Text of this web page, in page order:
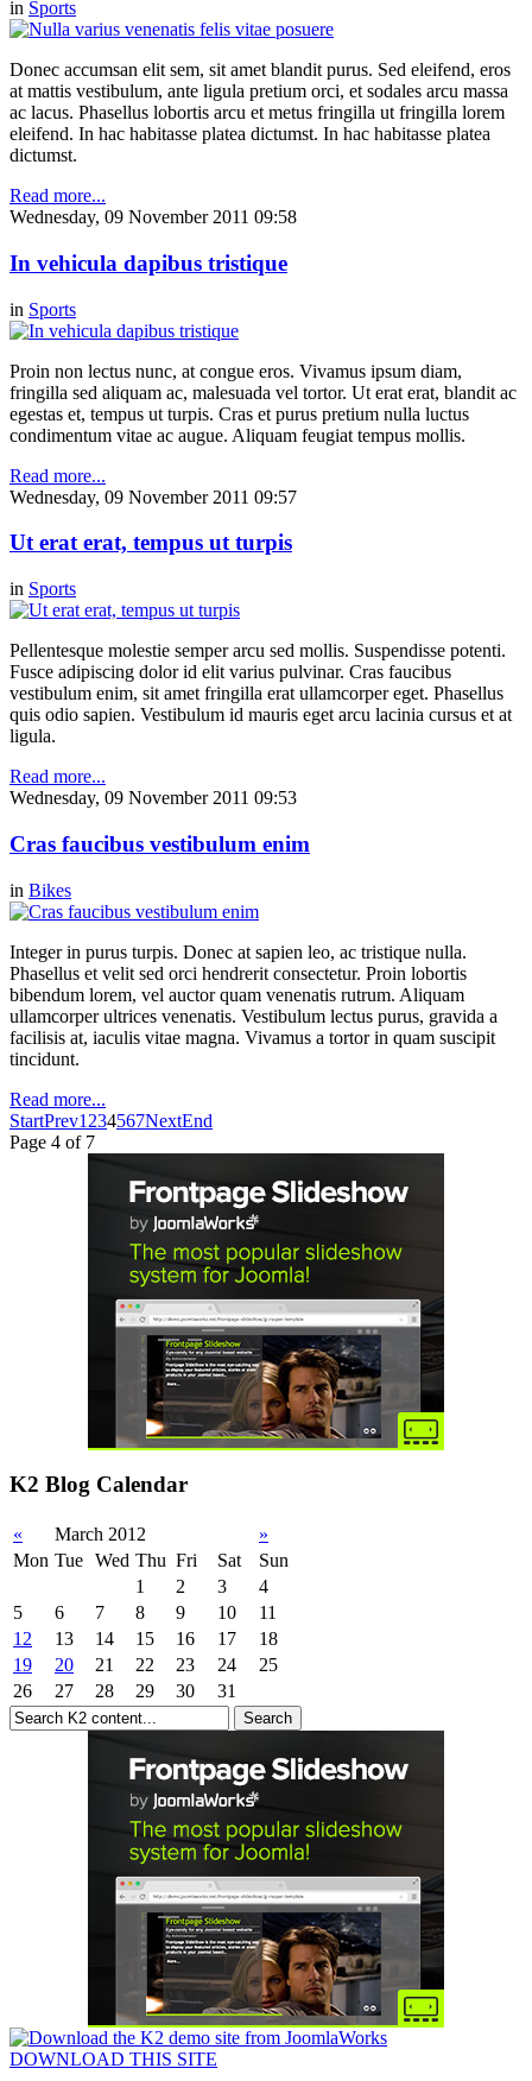
in Sports
Donec accumsan elit sem, sit amet blandit purus. Sed eleifend, eros
at mattis vestibulum, ante ligula pretium orci, et sodales arcu massa
ac lacus. Phasellus lobortis arcu et metus fringilla ut fringilla lorem
eleifend. In hac habitasse platea dictumst. In hac habitasse platea
dictumst.
Read more...
Wednesday, 09 November 2011 09:58
In vehicula dapibus tristique
in Sports
Proin non lectus nunc, at congue eros. Vivamus ipsum diam,
fringilla sed aliquam ac, malesuada vel tortor. Ut erat erat, blandit ac
egestas et, tempus ut turpis. Cras et purus pretium nulla luctus
condimentum vitae ac augue. Aliquam feugiat tempus mollis.
Read more...
Wednesday, 09 November 2011 09:57
Ut erat erat, tempus ut turpis
in Sports
Pellentesque molestie semper arcu sed mollis. Suspendisse potenti.
Fusce adipiscing dolor id elit varius pulvinar. Cras faucibus
vestibulum enim, sit amet fringilla erat ullamcorper eget. Phasellus
quis odio sapien. Vestibulum id mauris eget arcu lacinia cursus et at
ligula.
Read more...
Wednesday, 09 November 2011 09:53
Cras faucibus vestibulum enim
in Bikes
Integer in purus turpis. Donec at sapien leo, ac tristique nulla.
Phasellus et velit sed orci hendrerit consectetur. Proin lobortis
bibendum lorem, vel auctor quam venenatis rutrum. Aliquam
ullamcorper ultrices venenatis. Vestibulum lectus purus, gravida a
facilisis at, iaculis vitae magna. Vivamus a tortor in quam suscipit
tincidunt.
Read more...
StartPrev1 234567NextEnd
Page 4 of 7
K2 Blog Calendar
« March 2012
»
Mon Tue Wed Thu Fri Sat
Sun
1
2 3
4
5
6 7 8 9 10
11
12
13 14 15 16 17
18
19
20 21 22 23 24
25
26
27 28 29 30 31
DOWNLOAD THIS SITE